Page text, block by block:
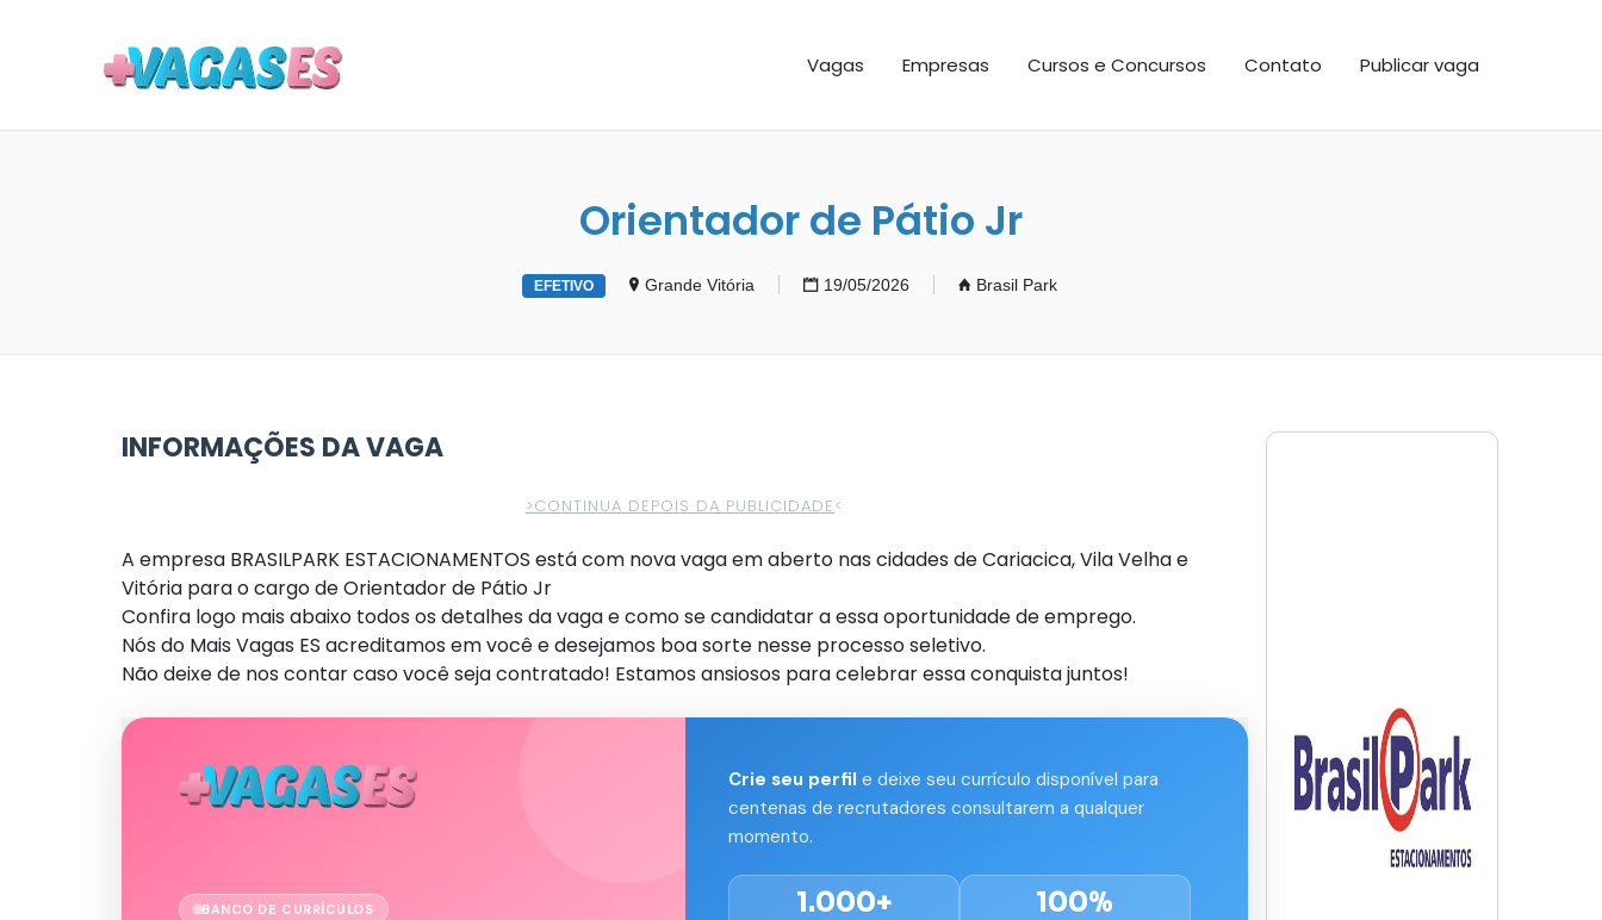
Vagas Empresas Cursos e Concursos Contato Publicar vaga
Orientador de Pátio Jr
EFETIVO Grande Vitória 19/05/2026 Brasil Park
INFORMAÇÕES DA VAGA
>CONTINUA DEPOIS DA PUBLICIDADE<
A empresa BRASILPARK ESTACIONAMENTOS está com nova vaga em aberto nas cidades de Cariacica, Vila Velha e
Vitória para o cargo de Orientador de Pátio Jr
Confira logo mais abaixo todos os detalhes da vaga e como se candidatar a essa oportunidade de emprego.
Nós do Mais Vagas ES acreditamos em você e desejamos boa sorte nesse processo seletivo.
Não deixe de nos contar caso você seja contratado! Estamos ansiosos para celebrar essa conquista juntos!
BANCO DE CURRÍCULOS
Crie seu perfil e deixe seu currículo disponível para
centenas de recrutadores consultarem a qualquer
momento.
1.000+ 100%